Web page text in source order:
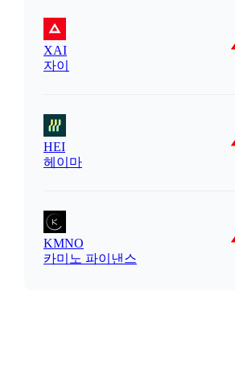
XAI
자이
HEI
헤이마
KMNO
카미노 파이낸스